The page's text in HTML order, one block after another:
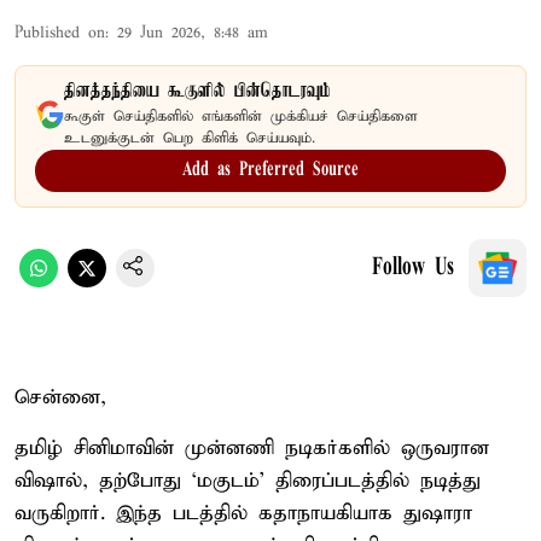
Published on: 29 Jun 2026, 8:48 am
தினத்தந்தியை கூகுளில் பின்தொடரவும்
கூகுள் செய்திகளில் எங்களின் முக்கியச் செய்திகளை
உடனுக்குடன் பெற கிளிக் செய்யவும்.
Add as Preferred Source
Follow Us
சென்னை,
தமிழ் சினிமாவின் முன்னணி நடிகர்களில் ஒருவரான
விஷால், தற்போது ‘மகுடம்’ திரைப்படத்தில் நடித்து
வருகிறார். இந்த படத்தில் கதாநாயகியாக துஷாரா